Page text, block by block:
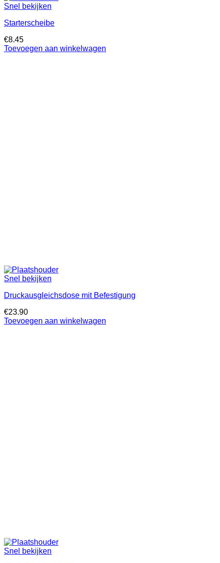
Snel bekijken
Starterscheibe
€8.45
Toevoegen aan winkelwagen
Snel bekijken
Druckausgleichsdose mit Befestigung
€23.90
Toevoegen aan winkelwagen
Snel bekijken